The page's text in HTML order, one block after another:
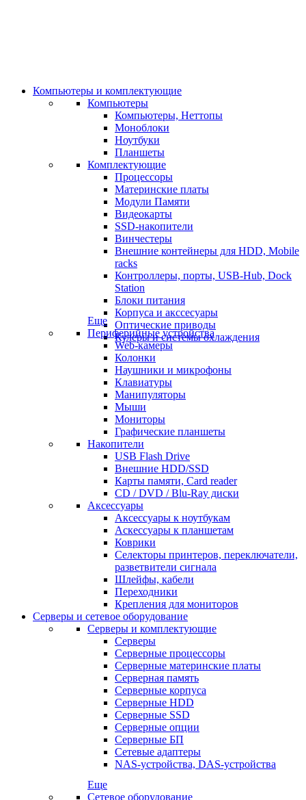
Компьютеры и комплектующие
Компьютеры
Компьютеры, Неттопы
Моноблоки
Ноутбуки
Планшеты
Комплектующие
Процессоры
Материнские платы
Модули Памяти
Видеокарты
SSD-накопители
Винчестеры
Внешние контейнеры для HDD, Mobile
racks
Контроллеры, порты, USB-Hub, Dock
Station
Блоки питания
Корпуса и акссесуары
Оптические приводы
Кулеры и системы охлаждения
Еще
Периферийные устройства
Web-камеры
Колонки
Наушники и микрофоны
Клавиатуры
Манипуляторы
Мыши
Мониторы
Графические планшеты
Накопители
USB Flash Drive
Внешние HDD/SSD
Карты памяти, Card reader
CD / DVD / Blu-Ray диски
Аксессуары
Аксессуары к ноутбукам
Аскессуары к планшетам
Коврики
Селекторы принтеров, переключатели,
разветвители сигнала
Шлейфы, кабели
Переходники
Крепления для мониторов
Серверы и сетевое оборудование
Серверы и комплектующие
Серверы
Серверные процессоры
Серверные материнские платы
Серверная память
Серверные корпуса
Серверные HDD
Серверные SSD
Серверные опции
Серверные БП
Сетевые адаптеры
NAS-устройства, DAS-устройства
Еще
Сетевое оборудование